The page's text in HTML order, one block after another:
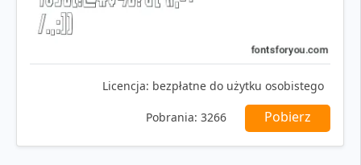
Licencja: bezpłatne do użytku osobistego
Pobrania: 3266 Pobierz